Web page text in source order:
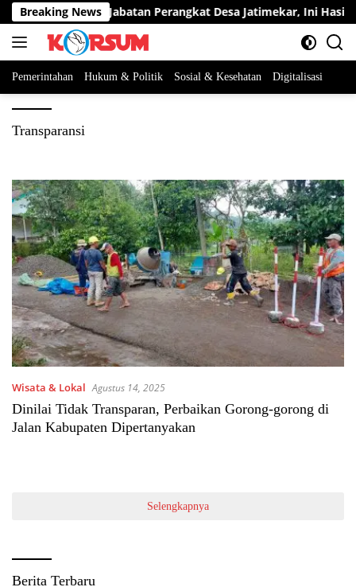
Langsung
ke
konten
Breaking News
Berebut Dua Jabatan Perangkat Desa Jatimekar, Ini Hasil
Pemerintahan Hukum & Politik Sosial & Kesehatan Digitalisasi
Transparansi
Wisata & Lokal Agustus 14, 2025
Dinilai Tidak Transparan, Perbaikan Gorong-gorong di
Jalan Kabupaten Dipertanyakan
Selengkapnya
Berita Terbaru